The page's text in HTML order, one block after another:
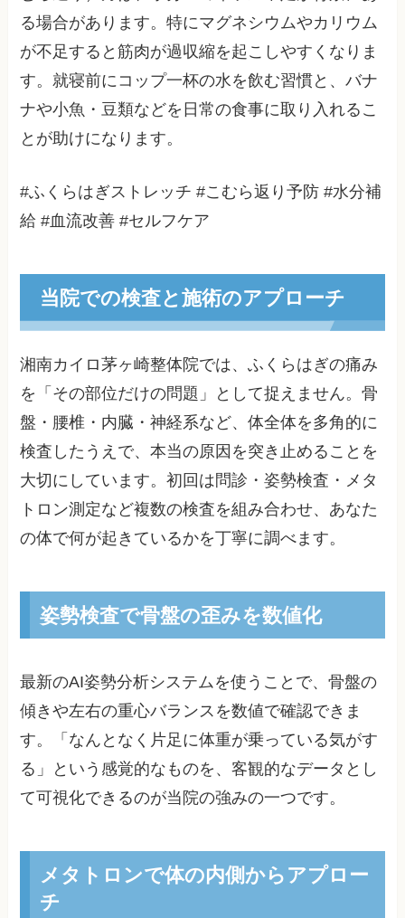
る場合があります。特にマグネシウムやカリウム
が不足すると筋肉が過収縮を起こしやすくなりま
す。就寝前にコップ一杯の水を飲む習慣と、バナ
ナや小魚・豆類などを日常の食事に取り入れるこ
とが助けになります。
#ふくらはぎストレッチ #こむら返り予防 #水分補
給 #血流改善 #セルフケア
当院での検査と施術のアプローチ
湘南カイロ茅ヶ崎整体院では、ふくらはぎの痛み
を「その部位だけの問題」として捉えません。骨
盤・腰椎・内臓・神経系など、体全体を多角的に
検査したうえで、本当の原因を突き止めることを
大切にしています。初回は問診・姿勢検査・メタ
トロン測定など複数の検査を組み合わせ、あなた
の体で何が起きているかを丁寧に調べます。
姿勢検査で骨盤の歪みを数値化
最新のAI姿勢分析システムを使うことで、骨盤の
傾きや左右の重心バランスを数値で確認できま
す。「なんとなく片足に体重が乗っている気がす
る」という感覚的なものを、客観的なデータとし
て可視化できるのが当院の強みの一つです。
メタトロンで体の内側からアプロー
チ